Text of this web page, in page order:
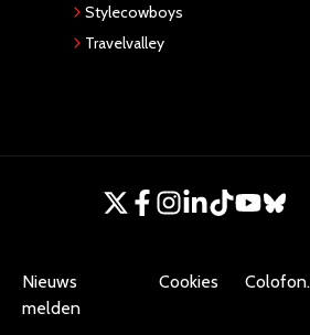
Stylecowboys
Travelvalley
Nieuws
melden
Cookies Colofon.